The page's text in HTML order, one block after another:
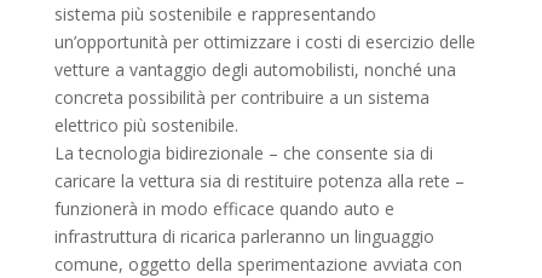
sistema più sostenibile e rappresentando
un’opportunità per ottimizzare i costi di esercizio delle
vetture a vantaggio degli automobilisti, nonché una
concreta possibilità per contribuire a un sistema
elettrico più sostenibile.
La tecnologia bidirezionale – che consente sia di
caricare la vettura sia di restituire potenza alla rete –
funzionerà in modo efficace quando auto e
infrastruttura di ricarica parleranno un linguaggio
comune, oggetto della sperimentazione avviata con